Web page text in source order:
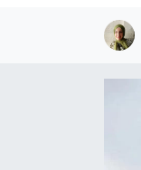
Televizyon